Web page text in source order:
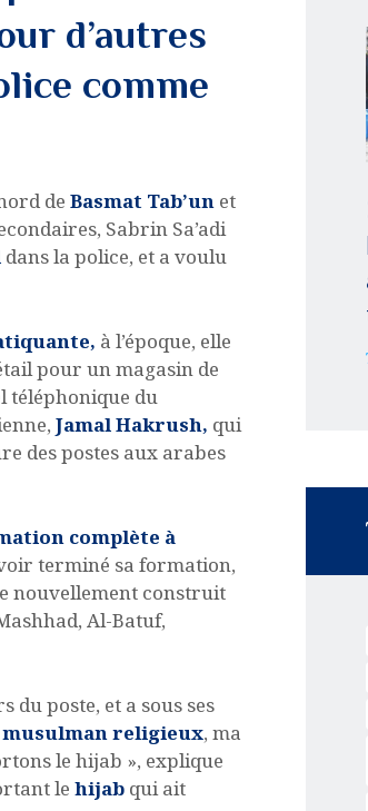
d’autres
comme
de Basmat Tab’un et
Sabrin Sa’adi
dans la police, et a voulu
à l’époque, elle
pour un magasin de
téléphonique du
Jamal Hakrush, qui
des postes aux arabes
complète à
terminé sa formation,
nouvellement construit
Al-Batuf,
du poste, et a sous ses
religieux, ma
le hijab », explique
le hijab qui ait